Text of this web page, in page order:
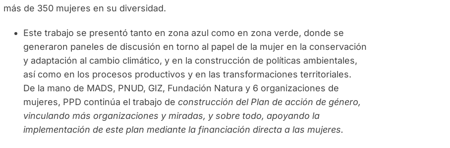
más de 350 mujeres en su diversidad.
Este trabajo se presentó tanto en zona azul como en zona verde, donde se
generaron paneles de discusión en torno al papel de la mujer en la conservación
y adaptación al cambio climático, y en la construcción de políticas ambientales,
así como en los procesos productivos y en las transformaciones territoriales.
De la mano de MADS, PNUD, GIZ, Fundación Natura y 6 organizaciones de
mujeres, PPD continúa el trabajo de construcción del Plan de acción de género,
vinculando más organizaciones y miradas, y sobre todo, apoyando la
implementación de este plan mediante la financiación directa a las mujeres.